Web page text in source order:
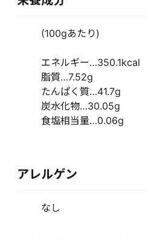
(100gあたり)
エネルギー…350.1kcal
脂質…7.52g
たんぱく質…41.7g
炭水化物…30.05g
食塩相当量…0.06g
アレルゲン
なし